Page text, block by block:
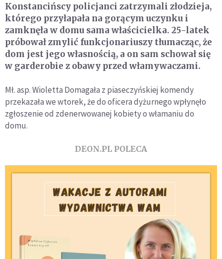
Konstancińscy policjanci zatrzymali złodzieja,
którego przyłapała na gorącym uczynku i
zamknęła w domu sama właścicielka. 25-latek
próbował zmylić funkcjonariuszy tłumacząc, że
dom jest jego własnością, a on sam schował się
w garderobie z obawy przed włamywaczami.
Mł. asp. Wioletta Domagała z piaseczyńskiej komendy
przekazała we wtorek, że do oficera dyżurnego wpłynęło
zgłoszenie od zdenerwowanej kobiety o włamaniu do
domu.
DEON.PL POLECA